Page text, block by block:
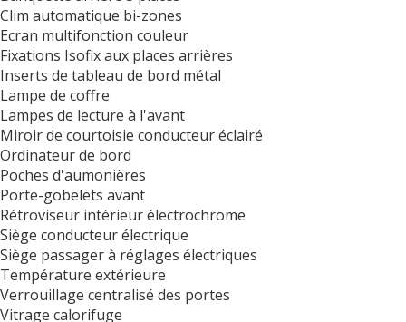
Clim automatique bi-zones
Ecran multifonction couleur
Fixations Isofix aux places arrières
Inserts de tableau de bord métal
Lampe de coffre
Lampes de lecture à l'avant
Miroir de courtoisie conducteur éclairé
Ordinateur de bord
Poches d'aumonières
Porte-gobelets avant
Rétroviseur intérieur électrochrome
Siège conducteur électrique
Siège passager à réglages électriques
Température extérieure
Verrouillage centralisé des portes
Vitrage calorifuge